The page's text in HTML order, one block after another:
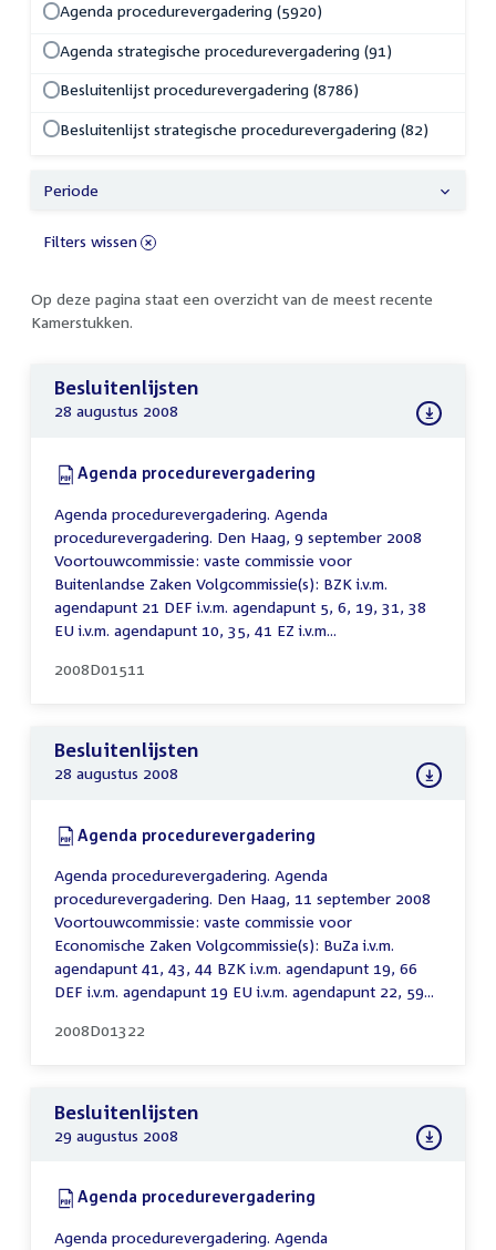
Op deze pagina staat een overzicht van de meest recente
Kamerstukken.
Besluitenlijsten
28 augustus 2008
Download:
Agenda procedurevergadering
Agenda procedurevergadering. Agenda
procedurevergadering. Den Haag, 9 september 2008
Voortouwcommissie: vaste commissie voor
Buitenlandse Zaken Volgcommissie(s): BZK i.v.m.
agendapunt 21 DEF i.v.m. agendapunt 5, 6, 19, 31, 38
EU i.v.m. agendapunt 10, 35, 41 EZ i.v.m...
2008D01511
Besluitenlijsten
28 augustus 2008
Download:
Agenda procedurevergadering
Agenda procedurevergadering. Agenda
procedurevergadering. Den Haag, 11 september 2008
Voortouwcommissie: vaste commissie voor
Economische Zaken Volgcommissie(s): BuZa i.v.m.
agendapunt 41, 43, 44 BZK i.v.m. agendapunt 19, 66
DEF i.v.m. agendapunt 19 EU i.v.m. agendapunt 22, 59...
2008D01322
Besluitenlijsten
29 augustus 2008
Download:
Agenda procedurevergadering
Agenda procedurevergadering. Agenda
Agenda procedurevergadering (5920)
Agenda strategische procedurevergadering (91)
Besluitenlijst procedurevergadering (8786)
Besluitenlijst strategische procedurevergadering (82)
Periode
Filters wissen